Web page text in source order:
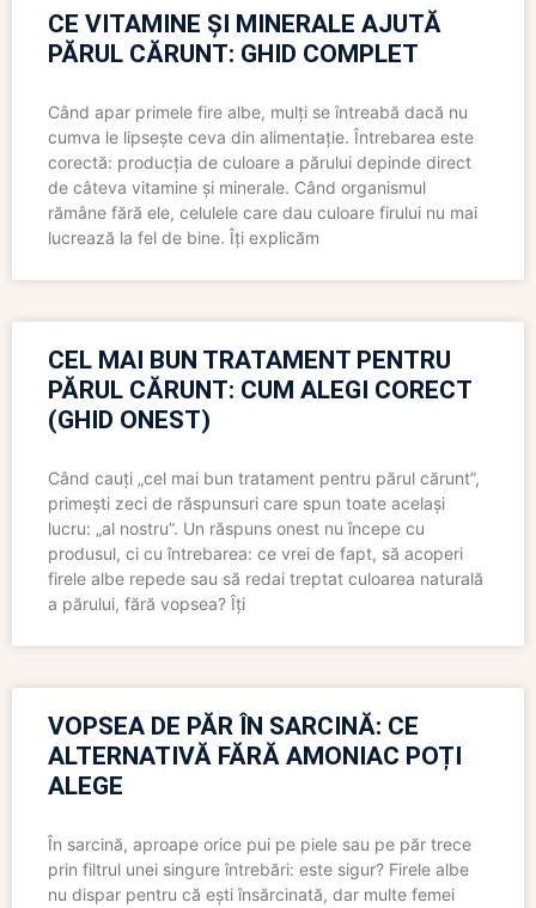
CE VITAMINE ȘI MINERALE AJUTĂ
PĂRUL CĂRUNT: GHID COMPLET
Când apar primele fire albe, mulți se întreabă dacă nu
cumva le lipsește ceva din alimentație. Întrebarea este
corectă: producția de culoare a părului depinde direct
de câteva vitamine și minerale. Când organismul
rămâne fără ele, celulele care dau culoare firului nu mai
lucrează la fel de bine. Îți explicăm
CEL MAI BUN TRATAMENT PENTRU
PĂRUL CĂRUNT: CUM ALEGI CORECT
(GHID ONEST)
Când cauți „cel mai bun tratament pentru părul cărunt”,
primești zeci de răspunsuri care spun toate același
lucru: „al nostru”. Un răspuns onest nu începe cu
produsul, ci cu întrebarea: ce vrei de fapt, să acoperi
firele albe repede sau să redai treptat culoarea naturală
a părului, fără vopsea? Îți
VOPSEA DE PĂR ÎN SARCINĂ: CE
ALTERNATIVĂ FĂRĂ AMONIAC POȚI
ALEGE
În sarcină, aproape orice pui pe piele sau pe păr trece
prin filtrul unei singure întrebări: este sigur? Firele albe
nu dispar pentru că ești însărcinată, dar multe femei